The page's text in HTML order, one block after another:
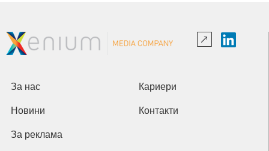
За нас Кариери
Новини Контакти
За реклама